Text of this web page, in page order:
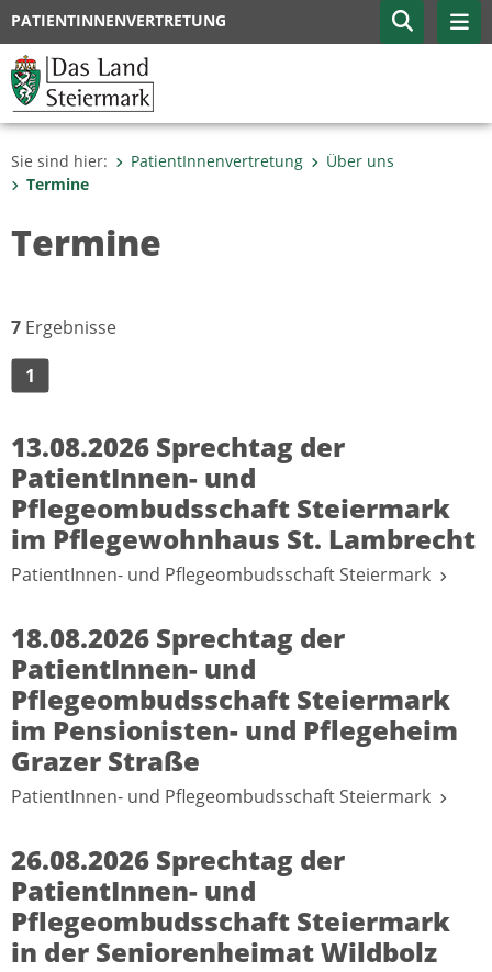
PATIENTINNENVERTRETUNG
Sie sind hier: PatientInnenvertretung
Über uns
Termine
Termine
7 Ergebnisse
1
13.08.2026 Sprechtag der
PatientInnen- und
Pflegeombudsschaft Steiermark
im Pflegewohnhaus St. Lambrecht
PatientInnen- und Pflegeombudsschaft Steiermark
18.08.2026 Sprechtag der
PatientInnen- und
Pflegeombudsschaft Steiermark
im Pensionisten- und Pflegeheim
Grazer Straße
PatientInnen- und Pflegeombudsschaft Steiermark
26.08.2026 Sprechtag der
PatientInnen- und
Pflegeombudsschaft Steiermark
in der Seniorenheimat Wildbolz